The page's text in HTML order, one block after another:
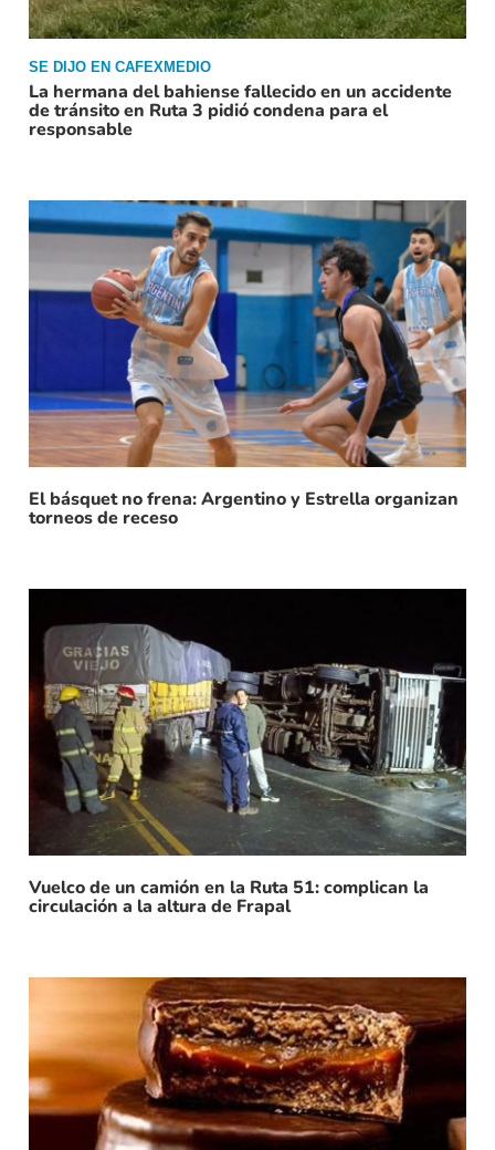
SE DIJO EN CAFEXMEDIO
La hermana del bahiense fallecido en un accidente
de tránsito en Ruta 3 pidió condena para el
responsable
El básquet no frena: Argentino y Estrella organizan
torneos de receso
Vuelco de un camión en la Ruta 51: complican la
circulación a la altura de Frapal